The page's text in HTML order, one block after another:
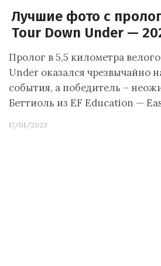
Лучшие фото с
Tour Down Under —
Пролог в 5,5 километра
Under оказался чрезвычайно
события, а победитель –
Беттиоль из EF Education —
17/01/2023